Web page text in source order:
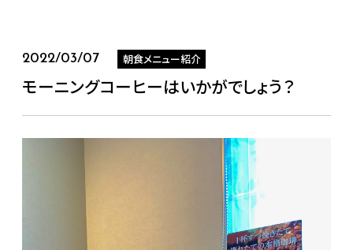
2022/03/07 朝食メニュー紹介
モーニングコーヒーはいかがでしょう？